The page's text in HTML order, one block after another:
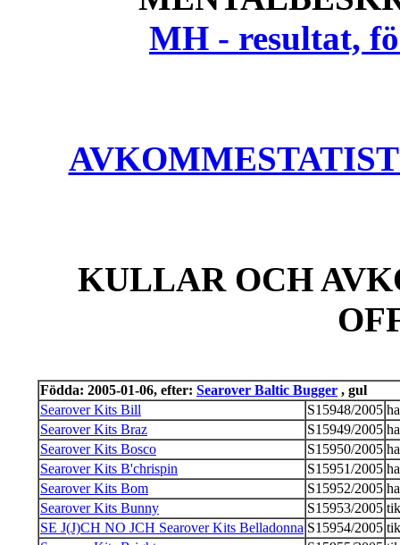
MH - resultat,
KULLAR OCH
Födda: 2005-01-06, efter: Searover Baltic Bugger , gul
Searover Kits Bill
S15948/2005
Searover Kits Braz
S15949/2005
Searover Kits Bosco
S15950/2005
Searover Kits B'chrispin
S15951/2005
Searover Kits Bom
S15952/2005
Searover Kits Bunny
S15953/2005 tik
SE J(J)CH NO JCH Searover Kits Belladonna S15954/2005 tik